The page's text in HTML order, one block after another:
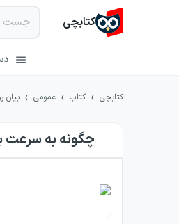
کتابچی
کتابچی › کتاب › عمومی › بیان
چگونه به سرعت